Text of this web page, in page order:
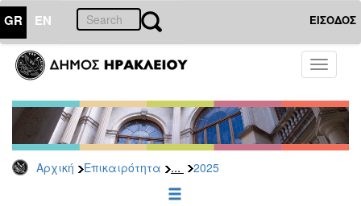
GR EN ΕΙΣΟΔΟΣ
Toggle
Αρχική Επικαιρότητα ... 2025
ΕΠΙΚΑΙΡΟΤΗΤΑ
Τύπου
Αρχείο
2026
2025